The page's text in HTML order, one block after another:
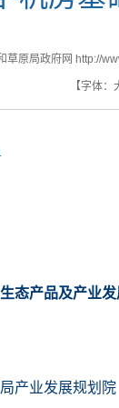
草原局政府网 http://
【字体：
态产品及产业
产业发展规划院